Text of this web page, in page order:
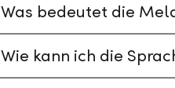
Was bedeutet die
Wie kann ich die